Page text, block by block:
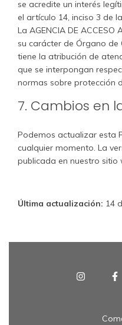
se acredite un interés
el artículo 14, inciso 3 de
La AGENCIA DE ACCESO
su carácter de Órgano de
tiene la atribución de
que se interpongan
normas sobre protección
7. Cambios en
Podemos actualizar esta
cualquier momento. La
publicada en nuestro sitio
Última actualización: 14